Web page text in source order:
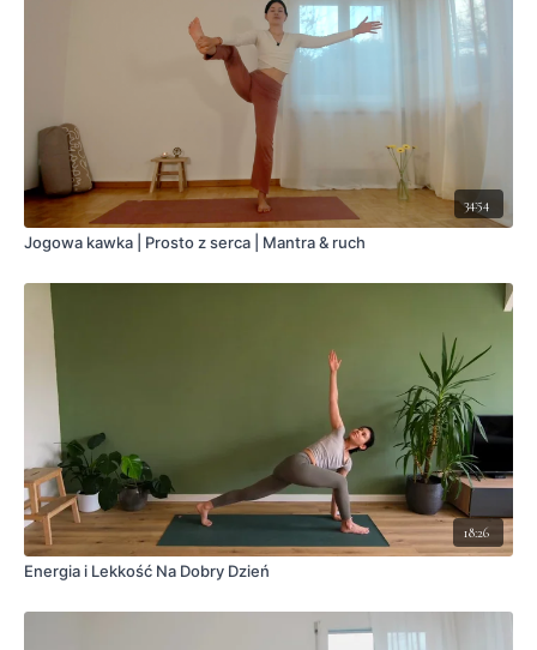
34:54
Jogowa kawka | Prosto z serca | Mantra & ruch
18:26
Energia i Lekkość Na Dobry Dzień